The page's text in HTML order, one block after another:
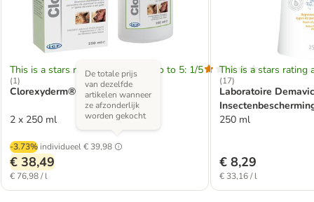
This is a stars rating area from zero to 5: 1/5
(1)
Clorexyderm® Shampoo
2 x 250 ml
-3.73% individueel€ 39,98
De totale prijs
van dezelfde
artikelen wanneer
ze afzonderlijk
worden gekocht
€ 38,49
€ 76,98 / l
This is a stars rating
(17)
Laboratoire
250 ml
€ 8,29
€ 33,16 / l